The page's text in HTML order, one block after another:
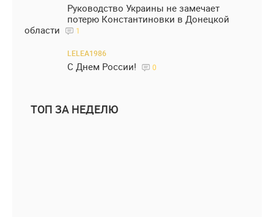
Руководство Украины не замечает
потерю Константиновки в Донецкой
области
1
LELEA1986
С Днем России! 0
ТОП ЗА НЕДЕЛЮ